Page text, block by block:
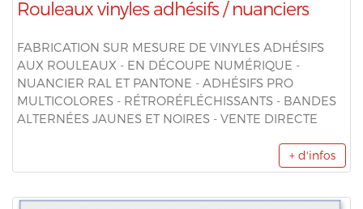
Rouleaux vinyles adhésifs / nuanciers
FABRICATION SUR MESURE DE VINYLES ADHÉSIFS
AUX ROULEAUX - EN DÉCOUPE NUMÉRIQUE -
NUANCIER RAL ET PANTONE - ADHÉSIFS PRO
MULTICOLORES - RÉTRORÉFLÉCHISSANTS - BANDES
ALTERNÉES JAUNES ET NOIRES - VENTE DIRECTE
+ d'infos